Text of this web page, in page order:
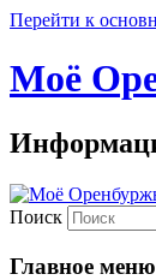
Перейти к
Моё
Поиск
Главное меню